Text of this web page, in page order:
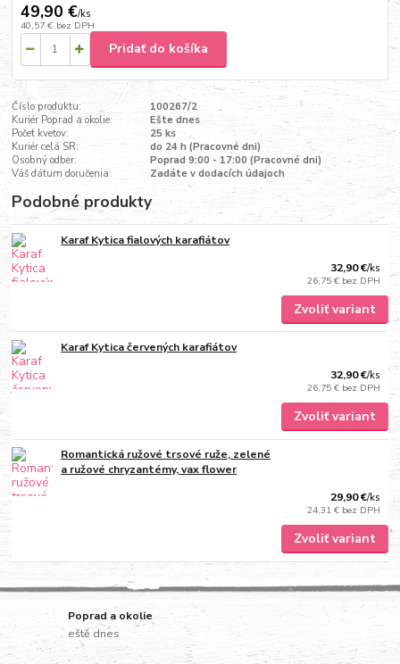
49,90 €/ks
40,57 € bez DPH
Pridať do košíka
Číslo produktu:
100267/2
Kuriér Poprad a okolie:
Ešte dnes
Počet kvetov:
25 ks
Kuriér celá SR:
do 24 h (Pracovné dni)
Osobný odber:
Poprad 9:00 - 17:00 (Pracovné dni)
Váš dátum doručenia:
Zadáte v dodacích údajoch
Podobné produkty
Karaf Kytica fialových karafiátov
32,90 €/ks
26,75 € bez DPH
Zvoliť variant
Karaf Kytica červených karafiátov
32,90 €/ks
26,75 € bez DPH
Zvoliť variant
Romantická ružové trsové ruže, zelené
a ružové chryzantémy, vax flower
29,90 €/ks
24,31 € bez DPH
Zvoliť variant
Poprad a okolie
eště dnes